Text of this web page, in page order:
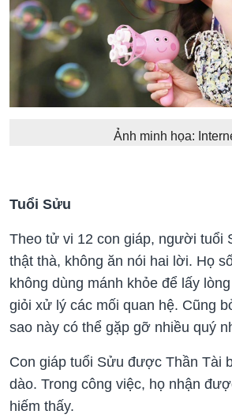
Ảnh minh họa:
Tuổi Sửu
Theo tử vi 12 con giáp, người tuổi
thật thà, không ăn nói hai lời. Họ
không dùng mánh khỏe để lấy
giỏi xử lý các mối quan hệ. Cũng
sao này có thể gặp gỡ nhiều quý
Con giáp tuổi Sửu được Thần Tài
dào. Trong công việc, họ nhận
hiếm thấy.